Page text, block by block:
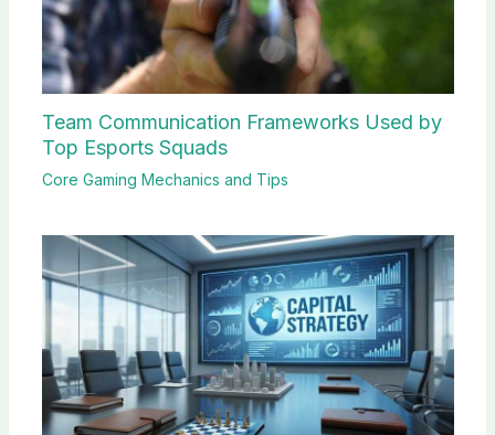
Team Communication Frameworks Used by
Top Esports Squads
Core Gaming Mechanics and Tips